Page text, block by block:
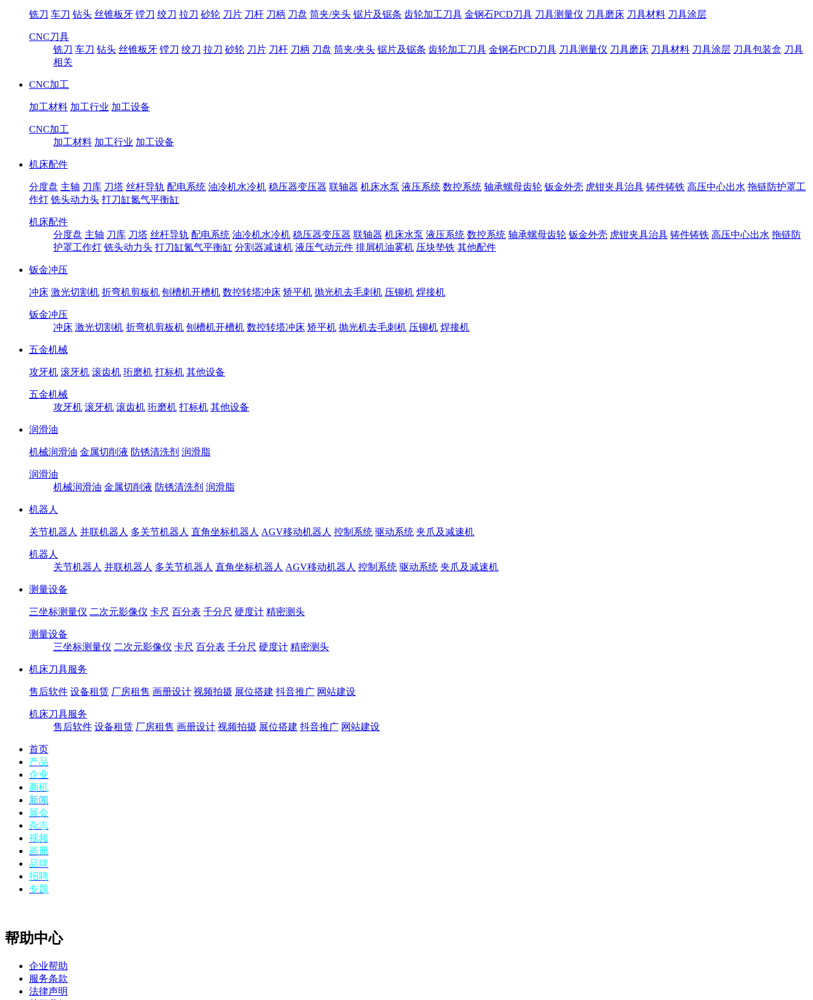
铣刀 车刀 钻头 丝锥板牙 镗刀 绞刀 拉刀 砂轮 刀片 刀杆 刀柄 刀盘 筒夹/夹头 锯片及锯条 齿轮加工刀具 金钢石PCD刀具 刀具测量仪 刀具磨床 刀具材料 刀具涂层
CNC刀具
铣刀 车刀 钻头 丝锥板牙 镗刀 绞刀 拉刀 砂轮 刀片 刀杆 刀柄 刀盘 筒夹/夹头 锯片及锯条 齿轮加工刀具 金钢石PCD刀具 刀具测量仪 刀具磨床 刀具材料 刀具涂层 刀具包装盒 刀具
相关
CNC加工
加工材料 加工行业 加工设备
CNC加工
加工材料 加工行业 加工设备
机床配件
分度盘 主轴 刀库 刀塔 丝杆导轨 配电系统 油冷机水冷机 稳压器变压器 联轴器 机床水泵 液压系统 数控系统 轴承螺母齿轮 钣金外壳 虎钳夹具治具 铸件铸铁 高压中心出水 拖链防护罩工
作灯 铣头动力头 打刀缸氮气平衡缸
机床配件
分度盘 主轴 刀库 刀塔 丝杆导轨 配电系统 油冷机水冷机 稳压器变压器 联轴器 机床水泵 液压系统 数控系统 轴承螺母齿轮 钣金外壳 虎钳夹具治具 铸件铸铁 高压中心出水 拖链防
护罩工作灯 铣头动力头 打刀缸氮气平衡缸 分割器减速机 液压气动元件 排屑机油雾机 压块垫铁 其他配件
钣金冲压
冲床 激光切割机 折弯机剪板机 刨槽机开槽机 数控转塔冲床 矫平机 抛光机去毛刺机 压铆机 焊接机
钣金冲压
冲床 激光切割机 折弯机剪板机 刨槽机开槽机 数控转塔冲床 矫平机 抛光机去毛刺机 压铆机 焊接机
五金机械
攻牙机 滚牙机 滚齿机 珩磨机 打标机 其他设备
五金机械
攻牙机 滚牙机 滚齿机 珩磨机 打标机 其他设备
润滑油
机械润滑油 金属切削液 防锈清洗剂 润滑脂
润滑油
机械润滑油 金属切削液 防锈清洗剂 润滑脂
机器人
关节机器人 并联机器人 多关节机器人 直角坐标机器人 AGV移动机器人 控制系统 驱动系统 夹爪及减速机
机器人
关节机器人 并联机器人 多关节机器人 直角坐标机器人 AGV移动机器人 控制系统 驱动系统 夹爪及减速机
测量设备
三坐标测量仪 二次元影像仪 卡尺 百分表 千分尺 硬度计 精密测头
测量设备
三坐标测量仪 二次元影像仪 卡尺 百分表 千分尺 硬度计 精密测头
机床刀具服务
售后软件 设备租赁 厂房租售 画册设计 视频拍摄 展位搭建 抖音推广 网站建设
机床刀具服务
售后软件 设备租赁 厂房租售 画册设计 视频拍摄 展位搭建 抖音推广 网站建设
首页
产品
企业
商机
新闻
展会
杂志
视频
画册
品牌
招聘
专题
帮助中心
企业帮助
服务条款
法律声明